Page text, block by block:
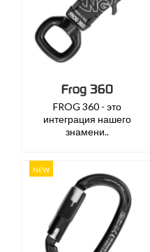
Frog 360
FROG 360 - это
интеграция нашего
знамени..
NEW